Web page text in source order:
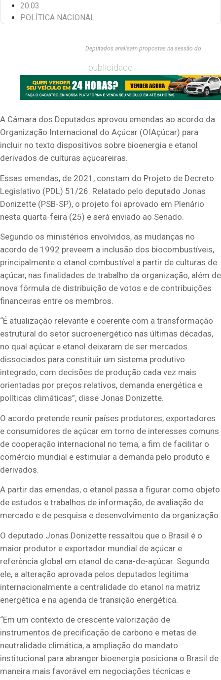
20:03
POLÍTICA NACIONAL
Deputados analisam propostas na sessão do
publicidade
A Câmara dos Deputados aprovou emendas ao acordo da
Organização Internacional do Açúcar (OIAçúcar) para
incluir no texto dispositivos sobre bioenergia e etanol
derivados de culturas açucareiras.
Essas emendas, de 2021, constam do Projeto de Decreto
Legislativo (PDL) 51/26. Relatado pelo deputado Jonas
Donizette (PSB-SP), o projeto foi aprovado em Plenário
nesta quarta-feira (25) e será enviado ao Senado.
Segundo os ministérios envolvidos, as mudanças no
acordo de 1992 preveem a inclusão dos biocombustíveis,
principalmente o etanol combustível a partir de culturas de
açúcar, nas finalidades de trabalho da organização, além de
nova fórmula de distribuição de votos e de contribuições
financeiras entre os membros.
“É atualização relevante e coerente com a transformação
estrutural do setor sucroenergético nas últimas décadas,
no qual açúcar e etanol deixaram de ser mercados
dissociados para constituir um sistema produtivo
integrado, com decisões de produção cada vez mais
orientadas por preços relativos, demanda energética e
políticas climáticas”, disse Jonas Donizette.
O acordo pretende reunir países produtores, exportadores
e consumidores de açúcar em torno de interesses comuns
de cooperação internacional no tema, a fim de facilitar o
comércio mundial e estimular a demanda pelo produto e
derivados.
A partir das emendas, o etanol passa a figurar como objeto
de estudos e trabalhos de informação, de avaliação de
mercado e de pesquisa e desenvolvimento da organização.
O deputado Jonas Donizette ressaltou que o Brasil é o
maior produtor e exportador mundial de açúcar e
referência global em etanol de cana-de-açúcar. Segundo
ele, a alteração aprovada pelos deputados legitima
internacionalmente a centralidade do etanol na matriz
energética e na agenda de transição energética.
“Em um contexto de crescente valorização de
instrumentos de precificação de carbono e metas de
neutralidade climática, a ampliação do mandato
institucional para abranger bioenergia posiciona o Brasil de
maneira mais favorável em negociações técnicas e